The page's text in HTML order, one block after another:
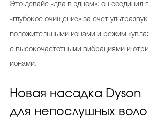
Это девайс «два в одном»: он соединил
«глубокое очищение» за счет
положительными ионами и режим
с высокочастотными вибрациями и
ионами.
Новая насадка Dyson
для непослушных